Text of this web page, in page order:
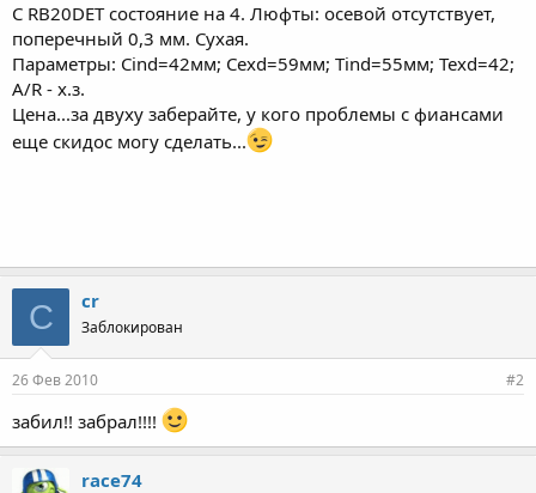
ы
л
а
С RB20DET состояние на 4. Люфты: осевой отсутствует,
поперечный 0,3 мм. Сухая.
Параметры: Cind=42мм; Cexd=59мм; Tind=55мм; Texd=42;
A/R - х.з.
Цена...за двуху заберайте, у кого проблемы с фиансами
еще скидос могу сделать...
C cr
Заблокирован
26 Фев 2010 #2
забил!! забрал!!!!
race74